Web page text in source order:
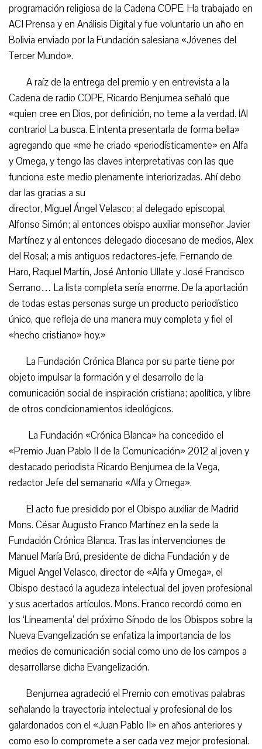
programación religiosa de la Cadena COPE. Ha trabajado en
ACI Prensa y en Análisis Digital y fue voluntario un año en
Bolivia enviado por la Fundación salesiana «Jóvenes del
Tercer Mundo».
A raíz de la entrega del premio y en entrevista a la
Cadena de radio COPE, Ricardo Benjumea señaló que
«quien cree en Dios, por definición, no teme a la verdad. ¡Al
contrario! La busca. E intenta presentarla de forma bella»
agregando que «me he criado «periodísticamente» en Alfa
y Omega, y tengo las claves interpretativas con las que
funciona este medio plenamente interiorizadas. Ahí debo
dar las gracias a su
director, Miguel Ángel Velasco; al delegado episcopal,
Alfonso Simón; al entonces obispo auxiliar monseñor Javier
Martínez y al entonces delegado diocesano de medios, Alex
del Rosal; a mis antiguos redactores-jefe, Fernando de
Haro, Raquel Martín, José Antonio Ullate y José Francisco
Serrano… La lista completa sería enorme. De la aportación
de todas estas personas surge un producto periodístico
único, que refleja de una manera muy completa y fiel el
«hecho cristiano» hoy.»
La Fundación Crónica Blanca por su parte tiene por
objeto impulsar la formación y el desarrollo de la
comunicación social de inspiración cristiana; apolítica, y libre
de otros condicionamientos ideológicos.
La Fundación «Crónica Blanca» ha concedido el
«Premio Juan Pablo II de la Comunicación» 2012 al joven y
destacado periodista Ricardo Benjumea de la Vega,
redactor Jefe del semanario «Alfa y Omega».
El acto fue presidido por el Obispo auxiliar de Madrid
Mons. César Augusto Franco Martínez en la sede la
Fundación Crónica Blanca. Tras las intervenciones de
Manuel María Brú, presidente de dicha Fundación y de
Miguel Angel Velasco, director de «Alfa y Omega», el
Obispo destacó la agudeza intelectual del joven profesional
y sus acertados artículos. Mons. Franco recordó como en
los ‘Lineamenta’ del próximo Sínodo de los Obispos sobre la
Nueva Evangelización se enfatiza la importancia de los
medios de comunicación social como uno de los campos a
desarrollarse dicha Evangelización.
Benjumea agradeció el Premio con emotivas palabras
señalando la trayectoria intelectual y profesional de los
galardonados con el «Juan Pablo II» en años anteriores y
como eso lo compromete a ser cada vez mejor profesional.